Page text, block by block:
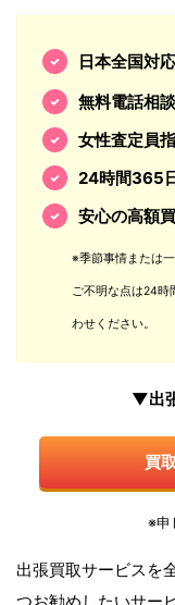
日本全国対応
無料電話相談
女性査定員
24時間365
安心の高額
※季節事情または
ご不明な点は24時
わせください。
▼出
買
※申
出張買取サービスを